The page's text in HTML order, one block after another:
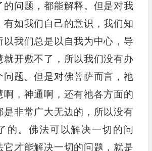
的问题，都能解释。但是对我
有如我们自己的意识，我们知
以我们总是以自我为中心，导
就开敷不了，所以我们没有办
问题。但是对佛菩萨而言，祂
啊，神通啊，还有祂各方面的
是非常广大无边的，所以没有
的。佛法可以解决一切的问
它才能解决一切的问题，就是